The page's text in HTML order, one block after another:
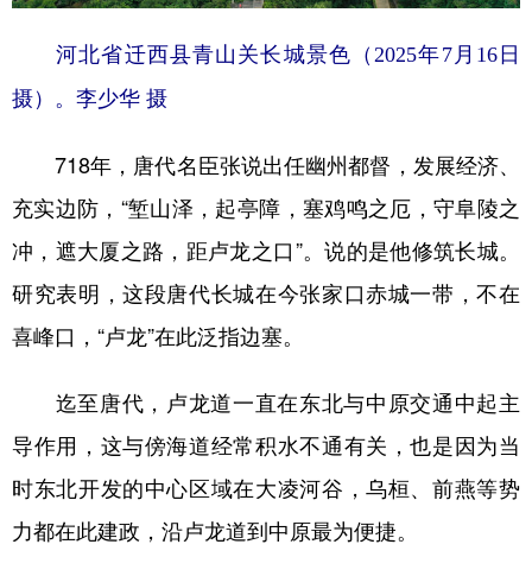
河北省迁西县青山关长城景色（2025年7月16日
摄）。李少华 摄
718年，唐代名臣张说出任幽州都督，发展经济、
充实边防，“堑山泽，起亭障，塞鸡鸣之厄，守阜陵之
冲，遮大厦之路，距卢龙之口”。说的是他修筑长城。
研究表明，这段唐代长城在今张家口赤城一带，不在
喜峰口，“卢龙”在此泛指边塞。
迄至唐代，卢龙道一直在东北与中原交通中起主
导作用，这与傍海道经常积水不通有关，也是因为当
时东北开发的中心区域在大凌河谷，乌桓、前燕等势
力都在此建政，沿卢龙道到中原最为便捷。